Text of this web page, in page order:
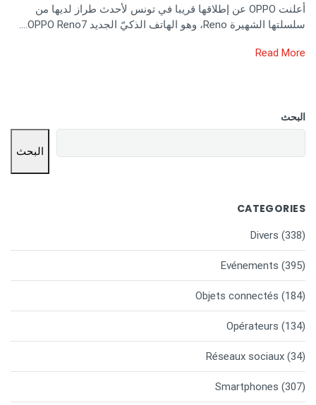
أعلنت OPPO عن إطلاقها قريبا في تونس لأحدث طراز لديها من
سلسلتها الشهيرة Reno، وهو الهاتف الذكيّ الجديد OPPO Reno7….
Read More
البحث
البحث
CATEGORIES
Divers (338)
Evénements (395)
Objets connectés (184)
Opérateurs (134)
Réseaux sociaux (34)
Smartphones (307)